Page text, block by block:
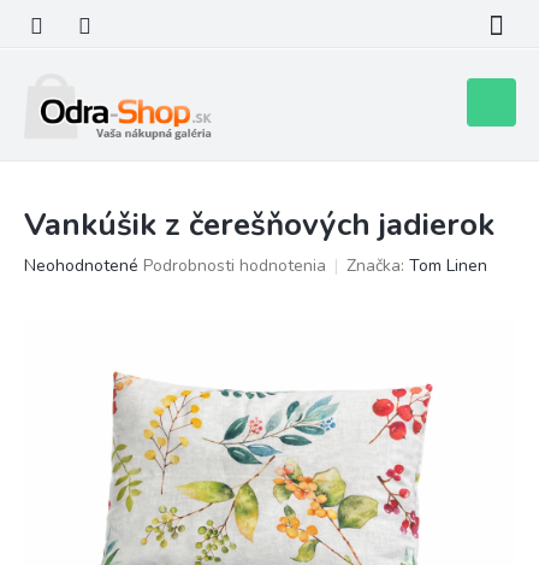
obsah
košík
Vankúšik z čerešňových jadierok
Priemerné
Neohodnotené Podrobnosti hodnotenia Značka: Tom Linen